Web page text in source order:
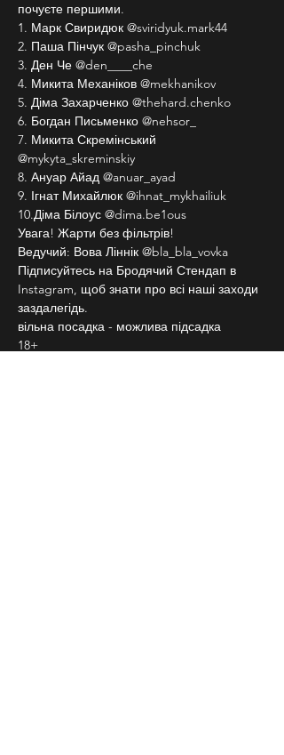
почуєте першими.
1. Марк Свиридюк @sviridyuk.mark44
2. Паша Пінчук @pasha_pinchuk
3. Ден Че @den____che
4. Микита Механіков @mekhanikov
5. Діма Захарченко @thehard.chenko
6. Богдан Письменко @nehsor_
7. Микита Скремінський
@mykyta_skreminskiy
8. Ануар Айад @anuar_ayad
9. Ігнат Михайлюк @ihnat_mykhailiuk
10.Діма Білоус @dima.be1ous
Увага! Жарти без фільтрів!
Ведучий: Вова Ліннік @bla_bla_vovka
Підписуйтесь на Бродячий Стендап в
Instagram, щоб знати про всі наші заходи
заздалегідь.
вільна посадка - можлива підсадка
18+